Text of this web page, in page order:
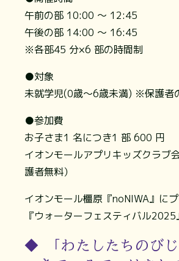
午前の部 10:00 ～ 12:45
午後の部 14:00 ～ 16:45
※各部45 分×6 部の時間制
●対象
未就学児(0歳～6歳未満) ※保護者
●参加費
お子さま1 名につき1 部 600 円
イオンモールアプリキッズクラブ
護者無料）
イオンモール橿原『noNIWA』にプ
『ウォーターフェスティバル
◆ 「わたしたちのび